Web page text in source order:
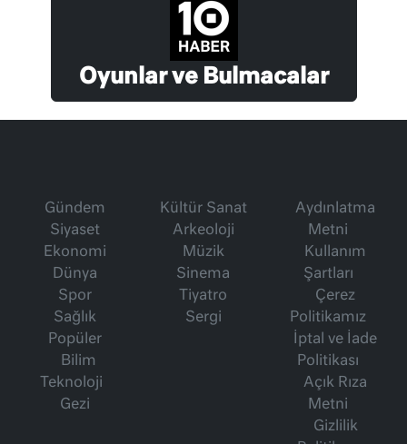
Oyunlar ve Bulmacalar
Gündem
Siyaset
Ekonomi
Dünya
Spor
Sağlık
Popüler
Bilim
Teknoloji
Gezi
Kültür Sanat
Arkeoloji
Müzik
Sinema
Tiyatro
Sergi
Aydınlatma
Metni
Kullanım
Şartları
Çerez
Politikamız
İptal ve İade
Politikası
Açık Rıza
Metni
Gizlilik